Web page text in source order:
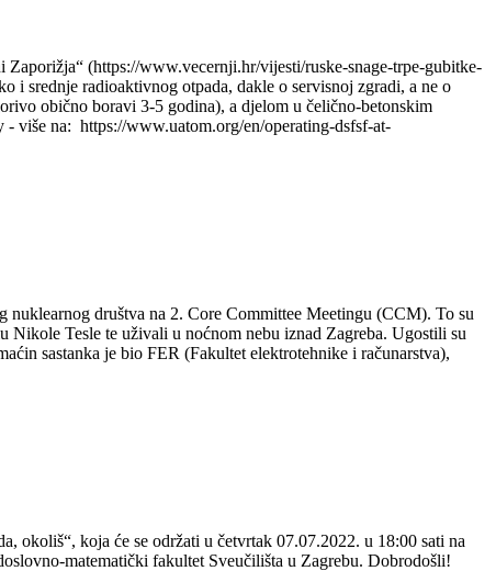
Zaporižja“ (https://www.vecernji.hr/vijesti/ruske-snage-trpe-gubitke-
i srednje radioaktivnog otpada, dakle o servisnoj zgradi, a ne o
obično boravi 3-5 godina), a djelom u čelično-betonskim
- više na: https://www.uatom.org/en/operating-dsfsf-at-
nuklearnog društva na 2. Core Committee Meetingu (CCM). To su
Tesle te uživali u noćnom nebu iznad Zagreba. Ugostili su
sastanka je bio FER (Fakultet elektrotehnike i računarstva),
okoliš“, koja će se održati u četvrtak 07.07.2022. u 18:00 sati na
matematički fakultet Sveučilišta u Zagrebu. Dobrodošli!